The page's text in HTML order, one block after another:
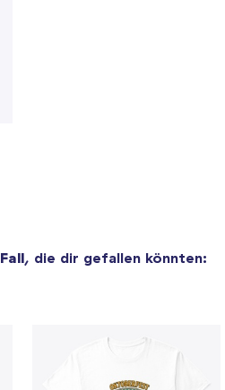
Fall, die dir gefallen könnten: